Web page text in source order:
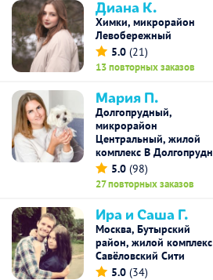
Диана К.
Химки, микрорайон
Левобережный
5.0 (21)
13 повторных заказов
Мария П.
Долгопрудный,
микрорайон
Центральный, жилой
комплекс В
5.0 (98)
27 повторных заказов
Ира и Саша Г.
Москва, Бутырский
район, жилой комплекс
Савёловский Сити
5.0 (34)